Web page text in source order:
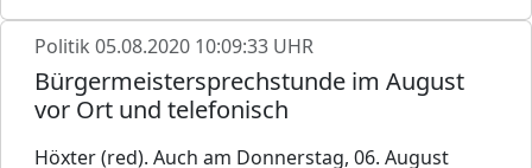
Politik 05.08.2020 10:09:33 UHR
Bürgermeistersprechstunde im August
vor Ort und telefonisch
Höxter (red). Auch am Donnerstag, 06. August